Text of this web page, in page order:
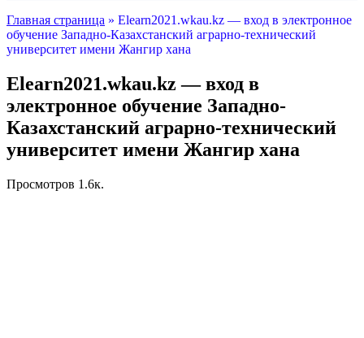
Главная страница » Elearn2021.wkau.kz — вход в электронное
обучение Западно-Казахстанский аграрно-технический
университет имени Жангир хана
Elearn2021.wkau.kz — вход в
электронное обучение Западно-
Казахстанский аграрно-технический
университет имени Жангир хана
Просмотров 1.6к.